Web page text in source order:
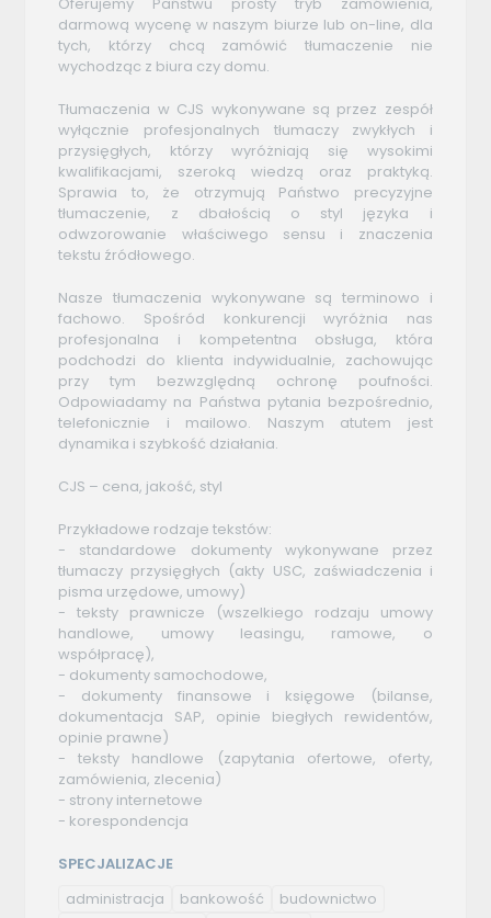
darmową wycenę w naszym biurze lub on-line, dla
tych, którzy chcą zamówić tłumaczenie nie
wychodząc z biura czy domu.
Tłumaczenia w CJS wykonywane są przez zespół
wyłącznie profesjonalnych tłumaczy zwykłych i
przysięgłych, którzy wyróżniają się wysokimi
kwalifikacjami, szeroką wiedzą oraz praktyką.
Sprawia to, że otrzymują Państwo precyzyjne
tłumaczenie, z dbałością o styl języka i
odwzorowanie właściwego sensu i znaczenia
tekstu źródłowego.
Nasze tłumaczenia wykonywane są terminowo i
fachowo. Spośród konkurencji wyróżnia nas
profesjonalna i kompetentna obsługa, która
podchodzi do klienta indywidualnie, zachowując
przy tym bezwzględną ochronę poufności.
Odpowiadamy na Państwa pytania bezpośrednio,
telefonicznie i mailowo. Naszym atutem jest
dynamika i szybkość działania.
CJS – cena, jakość, styl
Przykładowe rodzaje tekstów:
- standardowe dokumenty wykonywane przez
tłumaczy przysięgłych (akty USC, zaświadczenia i
pisma urzędowe, umowy)
- teksty prawnicze (wszelkiego rodzaju umowy
handlowe, umowy leasingu, ramowe, o
współpracę),
- dokumenty samochodowe,
- dokumenty finansowe i księgowe (bilanse,
dokumentacja SAP, opinie biegłych rewidentów,
opinie prawne)
- teksty handlowe (zapytania ofertowe, oferty,
zamówienia, zlecenia)
- strony internetowe
- korespondencja
SPECJALIZACJE
administracja
bankowość
budownictwo